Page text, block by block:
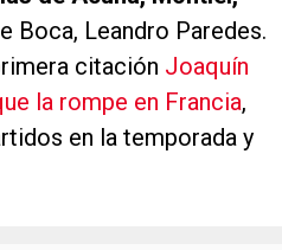
Boca, Leandro Paredes.
citación Joaquín
la rompe en Francia,
en la temporada y